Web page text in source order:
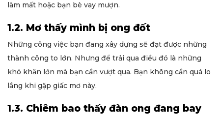
làm mất hoặc bạn bè vay mượn.
1.2. Mơ thấy mình bị ong đốt
Những công việc bạn đang xây dựng sẽ đạt được những
thành công to lớn. Nhưng để trải qua điều đó là những
khó khăn lớn mà bạn cần vượt qua. Bạn không cần quá lo
lắng khi gặp giấc mơ này.
1.3. Chiêm bao thấy đàn ong đang bay